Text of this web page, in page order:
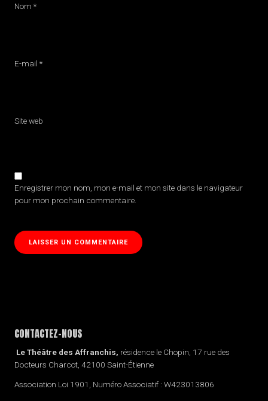
Nom *
E-mail *
Site web
Enregistrer mon nom, mon e-mail et mon site dans le navigateur
pour mon prochain commentaire.
CONTACTEZ-NOUS
Le Théâtre des Affranchis, résidence le Chopin, 17 rue des
Docteurs Charcot, 42100 Saint-Étienne
Association Loi 1901, Numéro Associatif : W423013806